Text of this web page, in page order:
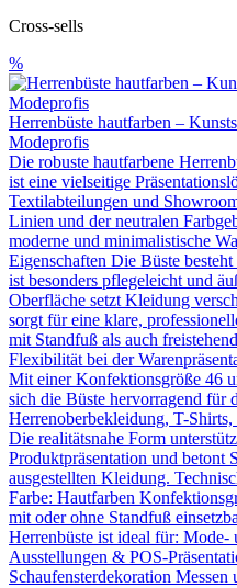
Cross-sells
%
Herrenbüste hautfarben –
Modeprofis
Die robuste hautfarbene
ist eine vielseitige
Textilabteilungen und
Linien und der neutralen
moderne und minimalistische
Eigenschaften Die Büste
ist besonders pflegeleicht und
Oberfläche setzt Kleidung
sorgt für eine klare,
mit Standfuß als auch
Flexibilität bei der
Mit einer Konfektionsgröße 46
sich die Büste hervorragend für
Herrenoberbekleidung, T-
Die realitätsnahe Form
Produktpräsentation und betont
ausgestellten Kleidung.
Farbe: Hautfarben
mit oder ohne Standfuß
Herrenbüste ist ideal für:
Ausstellungen & POS-
Schaufensterdekoration Messen